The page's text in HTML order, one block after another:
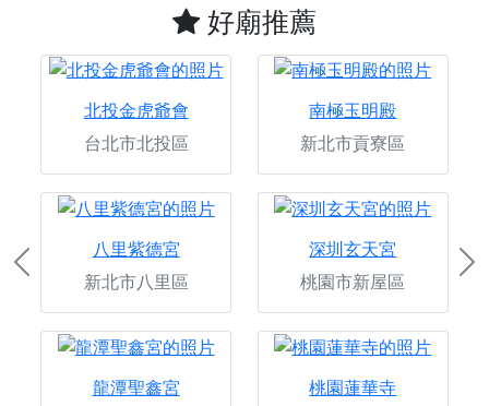
好廟推薦
北投金虎爺會
台北市北投區
南極玉明殿
新北市貢寮區
八里紫德宮
新北市八里區
深圳玄天宮
桃園市新屋區
龍潭聖鑫宮
桃園蓮華寺
Previous